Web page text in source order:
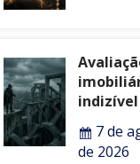
indizível
7 de
de 2026